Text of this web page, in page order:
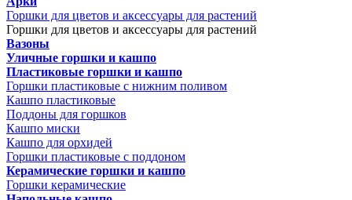
Горшки для цветов и аксессуары для растений
Горшки для цветов и аксессуары для растений
Вазоны
Уличные горшки и кашпо
Пластиковые горшки и кашпо
Горшки пластиковые с нижним поливом
Кашпо пластиковые
Поддоны для горшков
Кашпо миски
Кашпо для орхидей
Горшки пластиковые с поддоном
Керамические горшки и кашпо
Горшки керамические